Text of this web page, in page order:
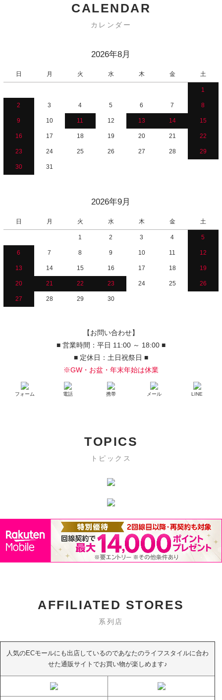
CALENDAR
カレンダー
2026年8月
日 月 火 水 木 金 土
1
2 3 4 5 6 7 8
9 10 11 12 13 14 15
16 17 18 19 20 21 22
23 24 25 26 27 28 29
30 31
2026年9月
日 月 火 水 木 金 土
1 2 3 4 5
6 7 8 9 10 11 12
13 14 15 16 17 18 19
20 21 22 23 24 25 26
27 28 29 30
【お問い合わせ】
■ 営業時間：平日 11:00 ～ 18:00 ■
■ 定休日：土日祝祭日 ■
※GW・お盆・年末年始は休業
フォーム 電話 携帯 メール LINE
TOPICS
トピックス
AFFILIATED STORES
系列店
人気のECモールにも出店しているのであなたのライフスタイルに合わ
せた通販サイトでお買い物が楽しめます♪